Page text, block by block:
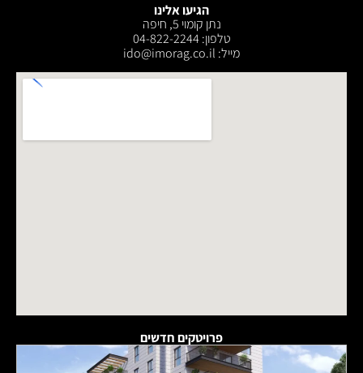
פרויטקים חדשים
הגיעו אלינו
נתן קומוי 5, חיפה
טלפון: 04-822-2244
מייל: ‫ido@imorag.co.il